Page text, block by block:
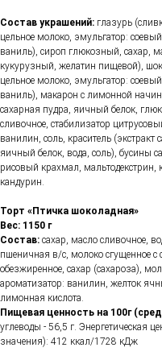
Состав украшений: глазурь
цельное молоко, эмульгатор:
ваниль), сироп глюкозный, сахар,
кукурузный, желатин пищевой),
цельное молоко, эмульгатор:
ваниль), макарон с лимонной
сахарная пудра, яичный белок,
сливочное, стабилизатор
ванилин, соль, краситель (экстракт
яичный белок, вода, соль), бусины
рисовый крахмал, мальтодекстрин,
кандурин.
Торт «Птичка шоколадная»
Вес: 1150 г
Состав: сахар, масло сливочное,
пшеничная в/с, молоко сгущенное с
обезжиренное, сахар (сахароза),
ароматизатор: ванилин, желток
лимонная кислота.
Пищевая ценность на 100г
углеводы - 56,5 г. Энергетическая
значения): 412 ккал/1728 кДж